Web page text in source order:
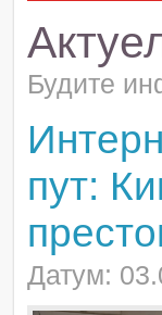
Будите
пут:
Датум: